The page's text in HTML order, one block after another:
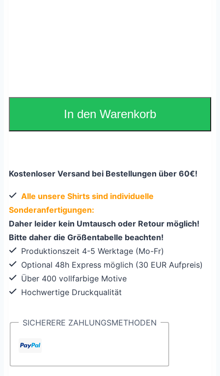
In den Warenkorb
Kostenloser Versand bei Bestellungen über 60€!
Alle unsere Shirts sind individuelle
Sonderanfertigungen:
Daher leider kein Umtausch oder Retour möglich!
Bitte daher die Größentabelle beachten!
Produktionszeit 4-5 Werktage (Mo-Fr)
Optional 48h Express möglich (30 EUR Aufpreis)
Über 400 vollfarbige Motive
Hochwertige Druckqualität
SICHERERE ZAHLUNGSMETHODEN